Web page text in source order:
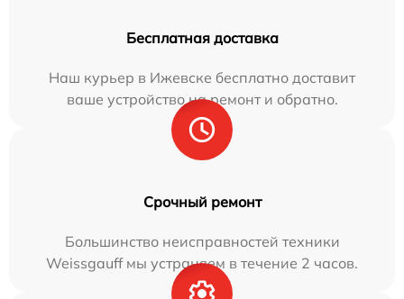
Бесплатная доставка
Наш курьер в Ижевске бесплатно доставит
ваше устройство на ремонт и обратно.
Срочный ремонт
Большинство неисправностей техники
Weissgauff мы устраняем в течение 2 часов.